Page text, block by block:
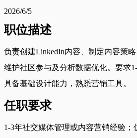
2026/6/5
职位描述
负责创建LinkedIn内容、制定内容策略
维护社区参与及分析数据优化。要求
具备基础设计能力，熟悉营销工具。
任职要求
1-3年社交媒体管理或内容营销经验；